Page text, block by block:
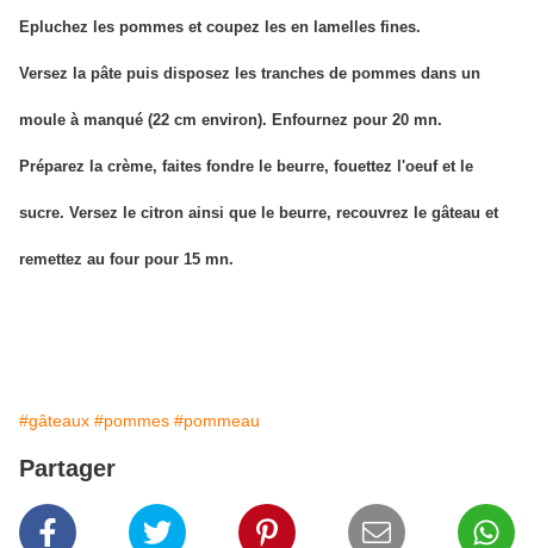
Epluchez les pommes et coupez les en lamelles fines.
Versez la pâte puis disposez les tranches de pommes dans un
moule à manqué (22 cm environ). Enfournez pour 20 mn.
Préparez la crème, faites fondre le beurre, fouettez l'oeuf et le
sucre. Versez le citron ainsi que le beurre, recouvrez le gâteau et
remettez au four pour 15 mn.
#gâteaux #pommes #pommeau
Partager